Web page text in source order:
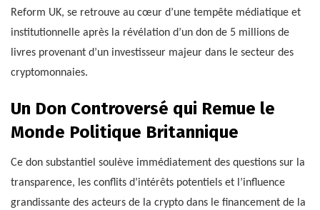
Reform UK, se retrouve au cœur d’une tempête médiatique et
institutionnelle après la révélation d’un don de 5 millions de
livres provenant d’un investisseur majeur dans le secteur des
cryptomonnaies.
Un Don Controversé qui Remue le
Monde Politique Britannique
Ce don substantiel soulève immédiatement des questions sur la
transparence, les conflits d’intérêts potentiels et l’influence
grandissante des acteurs de la crypto dans le financement de la